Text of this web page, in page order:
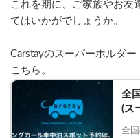
これを期に、ご家族やお友
てはいかがでしょうか。
Carstayのスーパーホルダ
こちら。
全
(ス
全